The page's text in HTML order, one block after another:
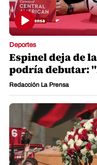
Deportes
Espinel deja de
podría debutar:
Redacción La Prensa